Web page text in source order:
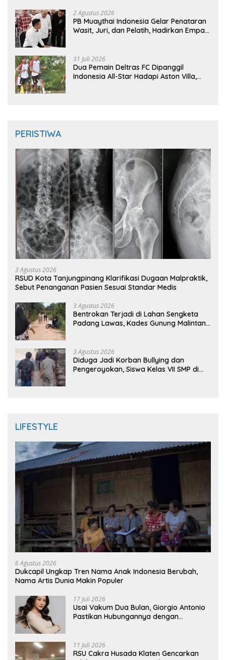
2 Agustus 2026
PB Muaythai Indonesia Gelar Penataran
Wasit, Juri, dan Pelatih, Hadirkan Empat
31 Juli 2026
Dua Pemain Deltras FC Dipanggil
Indonesia All-Star Hadapi Aston Villa,
PERISTIWA
3 Agustus 2026
RSUD Kota Tanjungpinang Klarifikasi Dugaan Malpraktik,
Sebut Penanganan Pasien Sesuai Standar Medis
3 Agustus 2026
Bentrokan Terjadi di Lahan Sengketa
Padang Lawas, Kades Gunung Malintang
3 Agustus 2026
Diduga Jadi Korban Bullying dan
Pengeroyokan, Siswa Kelas VII SMP di
LIFESTYLE
6 Agustus 2026
Dukcapil Ungkap Tren Nama Anak Indonesia Berubah,
Nama Artis Dunia Makin Populer
17 Juli 2026
Usai Vakum Dua Bulan, Giorgio Antonio
Pastikan Hubungannya dengan
11 Juli 2026
RSU Cakra Husada Klaten Gencarkan